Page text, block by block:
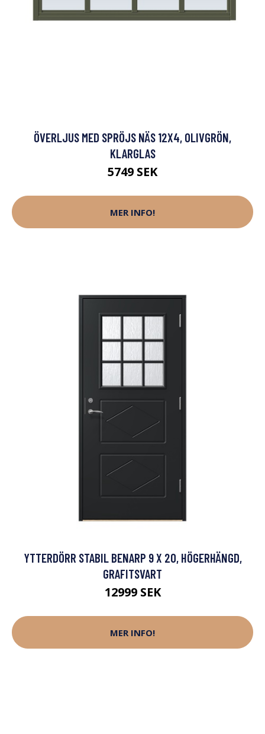
ÖVERLJUS MED SPRÖJS NÄS 12X4, OLIVGRÖN,
KLARGLAS
5749 SEK
MER INFO!
YTTERDÖRR STABIL BENARP 9 X 20, HÖGERHÄNGD,
GRAFITSVART
12999 SEK
MER INFO!